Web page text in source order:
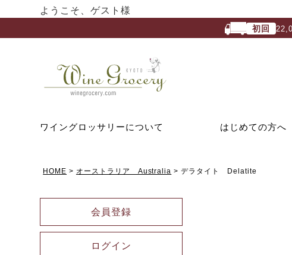
ようこそ、ゲスト様
初回
ワイングロッサリーについて はじめての方へ
HOME オーストラリア Australia デラタイト Delatite
会員登録
ログイン